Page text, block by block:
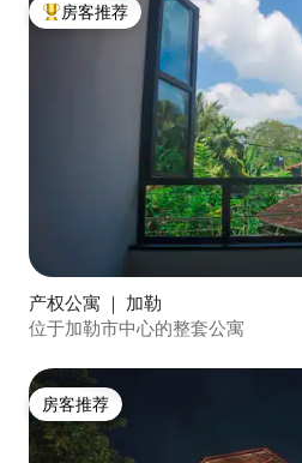
热门「房客推荐」
房客推荐
产权公寓 ｜ 加勒
位于加勒市中心的整套公寓
房客推荐
房客推荐